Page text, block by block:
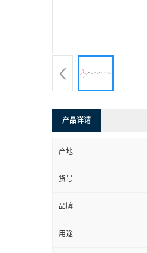
产品详请
产地
货号
品牌
用途